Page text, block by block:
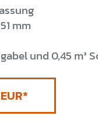
mm
und 0,45 m³